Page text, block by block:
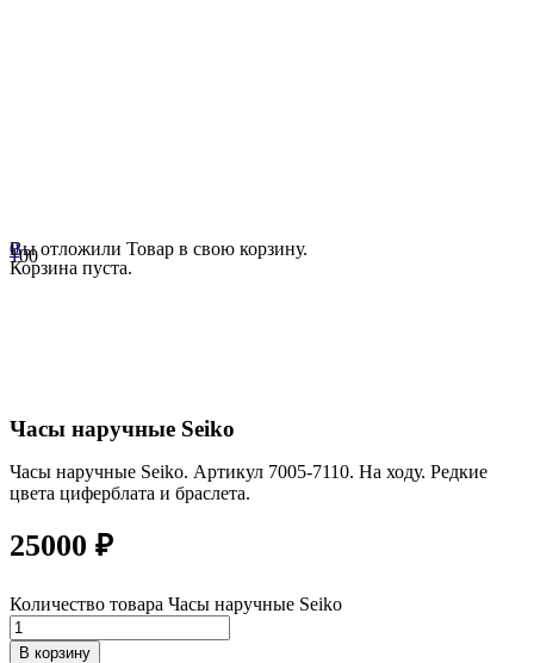
0
Вы отложили Товар в свою корзину.
Корзина пуста.
Часы наручные Seiko
Часы наручные Seiko. Артикул 7005-7110. На ходу. Редкие
цвета циферблата и браслета.
25000 ₽
Количество товара Часы наручные Seiko
В корзину